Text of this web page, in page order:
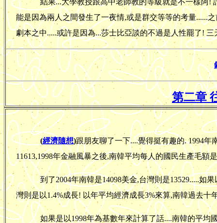
結果...大學教授跟高中老師教的等級就是不一樣阿!
能是因為兩人之間發生了一夜情,或是群交等等的考量......
劇本之中.....或許是因為...莎士比亞談的不過是人性罷了!
第二章
(經濟隨想)跟朋友聊了一下....覺得挺有趣的. 1994年
11613,1998年金融風暴之後,南韓平均每人的國民生產毛額
到了2004年南韓是14098美金,台灣則是13529.....如
灣則是以1.4%成長! 以年平均經濟成長3%來算,南韓過去十
如果是以1998年為基數年來計算了話....南韓的平均